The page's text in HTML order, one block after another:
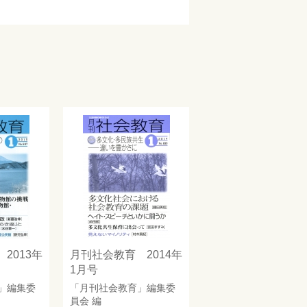
2013年
編集委
月刊社会教育 2014年
1月号
「月刊社会教育」編集委
員会 編